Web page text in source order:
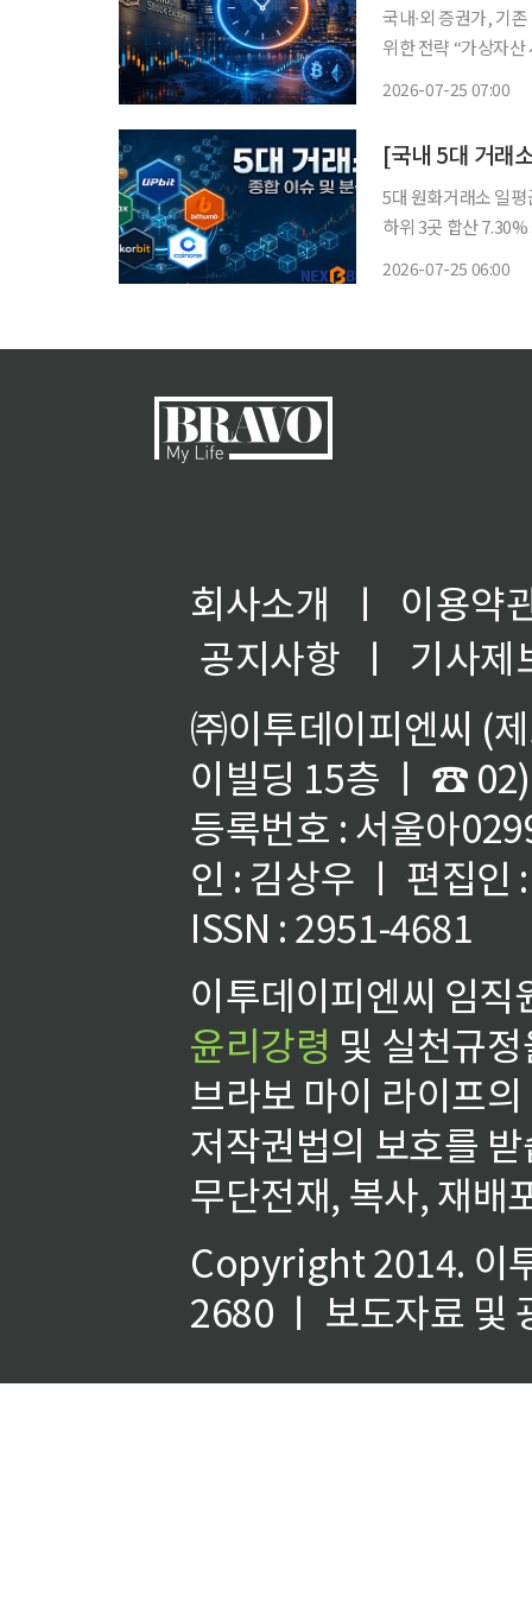
국내∙외 증권가, 기
위한 전략 “가상자산 시장
2026-07-25 07:00
5대 원화거래소 일
하위 3곳 합산
2026-07-25 06:00
회사소개 ㅣ
이용약
공지사항
ㅣ
기사제
㈜이투데이피엔씨 (
이빌딩 15층 ㅣ ☎
등록번호 : 서울아
인 : 김상우 ㅣ 편집인
ISSN : 2951-4681
이투데이피엔씨 임
윤리강령 및 실천규
브라보 마이 라이프
저작권법의 보호를
무단전재, 복사, 재배
Copyright 2014. 이
2680 ㅣ 보도자료